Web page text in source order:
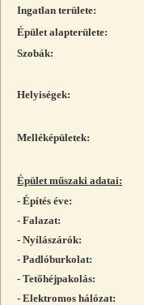
Ingatlan területe:
Épület alapterülete:
Szobák:
Helyiségek:
Melléképületek:
Épület műszaki adatai:
- Építés éve:
- Falazat:
- Nyílászárók:
- Padlóburkolat:
- Tetőhéjpakolás:
- Elektromos hálózat: